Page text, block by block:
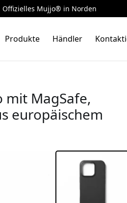
Offizielles Mujjo® in Norden
Produkte Händler
mit MagSafe,
europäischem